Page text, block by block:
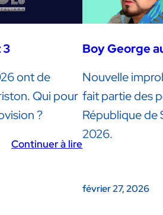
3
ont de
Qui pour
?
Continuer à lire
Boy George
Nouvelle
fait partie des
République de
2026.
février 27, 2026